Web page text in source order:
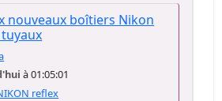
nouveaux boîtiers Nikon
à 01:05:01
reflex